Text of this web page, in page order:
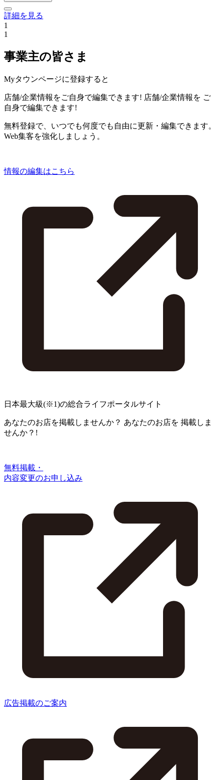
詳細を見る
1
1
事業主の皆さま
Myタウンページに登録すると
店舗/企業情報をご自身で編集できます! 店舗/企業情報を ご
自身で編集できます!
無料登録で、いつでも何度でも自由に更新・編集できます。
Web集客を強化しましょう。
情報の編集はこちら
日本最大級(※1)の総合ライフポータルサイト
あなたのお店を掲載しませんか？ あなたのお店を 掲載しま
せんか？!
無料掲載・
内容変更のお申し込み
広告掲載のご案内